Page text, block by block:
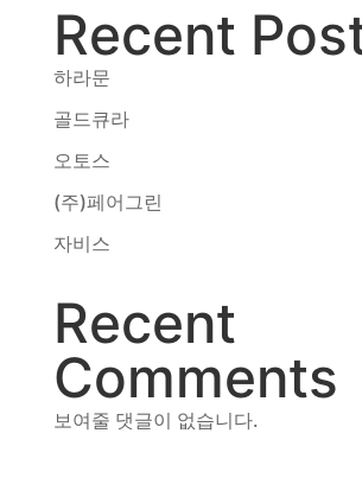
Recent
하라문
골드큐라
오토스
(주)페어그린
자비스
Recent
Comments
보여줄 댓글이 없습니다.